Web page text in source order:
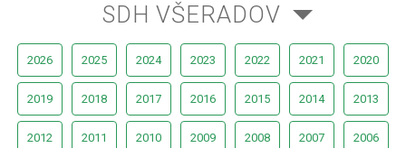
SDH VŠERADOV
2026 2025 2024 2023 2022 2021 2020
2019 2018 2017 2016 2015 2014 2013
2012 2011 2010 2009 2008 2007 2006